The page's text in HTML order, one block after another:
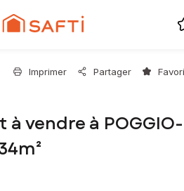
Imprimer Partager
vendre à POGGIO-